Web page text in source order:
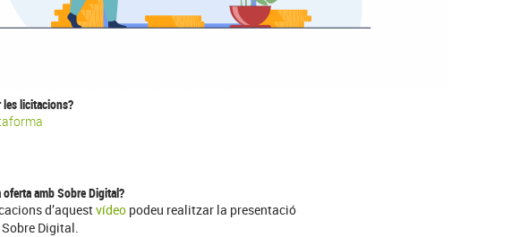
licitacions?
amb Sobre Digital?
d’aquestvídeo podeu realitzar la presentació
Digital.